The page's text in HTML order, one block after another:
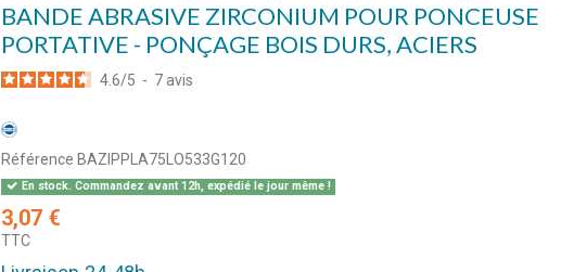
BANDE ABRASIVE ZIRCONIUM POUR PONCEUSE
PORTATIVE - PONÇAGE BOIS DURS, ACIERS
4.6/5 - 7 avis
Référence BAZIPPLA75LO533G120
En stock. Commandez avant 12h, expédié le jour même !
3,07 €
TTC